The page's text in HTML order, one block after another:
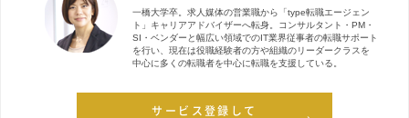
一橋大学卒。求人媒体の営業職から「type転職エージェン
ト」キャリアアドバイザーへ転身。コンサルタント・PM・
SI・ベンダーと幅広い領域でのIT業界従事者の転職サポート
を行い、現在は役職経験者の方や組織のリーダークラスを
中心に多くの転職者を中心に転職を支援している。
サービス登録して